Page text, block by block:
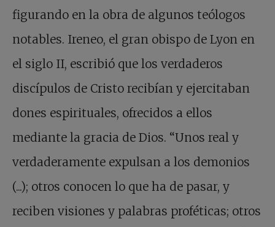
figurando en la obra de algunos teólogos
notables. Ireneo, el gran obispo de Lyon en
el siglo II, escribió que los verdaderos
discípulos de Cristo recibían y ejercitaban
dones espirituales, ofrecidos a ellos
mediante la gracia de Dios. “Unos real y
verdaderamente expulsan a los demonios
(...); otros conocen lo que ha de pasar, y
reciben visiones y palabras proféticas; otros